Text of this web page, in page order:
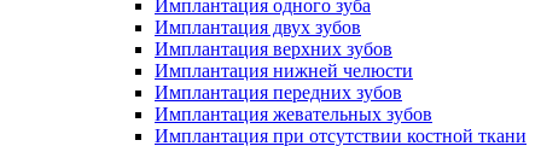
Имплантация одного зуба
Имплантация двух зубов
Имплантация верхних зубов
Имплантация нижней челюсти
Имплантация передних зубов
Имплантация жевательных зубов
Имплантация при отсутствии костной ткани